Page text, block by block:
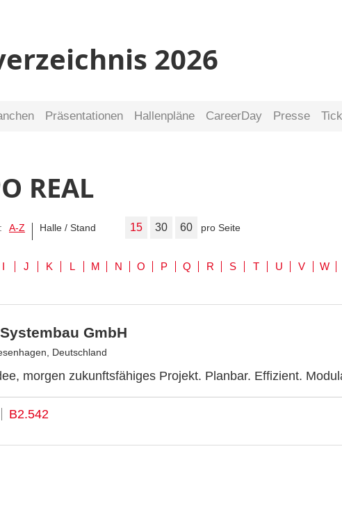
2026
Präsentationen Hallenpläne CareerDay Presse
REAL
A-Z Halle / Stand 15 30 60 pro Seite
I J K L M N O P Q R S T U V W
GmbH
Deutschland
morgen zukunftsfähiges Projekt. Planbar. Effizient.
B2.542